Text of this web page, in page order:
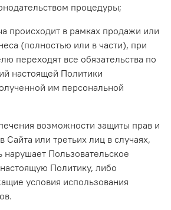
процедуры;
происходит в рамках продажи или
(полностью или в части), при
переходят все обязательства по
настоящей Политики
им персональной
возможности защиты прав и
Сайта или третьих лиц в случаях,
нарушает Пользовательское
Политику, либо
условия использования